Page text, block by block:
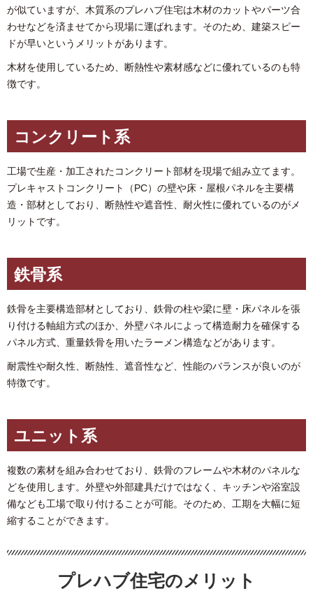
が似ていますが、木質系のプレハブ住宅は木材のカットやパーツ合
わせなどを済ませてから現場に運ばれます。そのため、建築スピー
ドが早いというメリットがあります。
木材を使用しているため、断熱性や素材感などに優れているのも特
徴です。
コンクリート系
工場で生産・加工されたコンクリート部材を現場で組み立てます。
プレキャストコンクリート（PC）の壁や床・屋根パネルを主要構
造・部材としており、断熱性や遮音性、耐火性に優れているのがメ
リットです。
鉄骨系
鉄骨を主要構造部材としており、鉄骨の柱や梁に壁・床パネルを張
り付ける軸組方式のほか、外壁パネルによって構造耐力を確保する
パネル方式、重量鉄骨を用いたラーメン構造などがあります。
耐震性や耐久性、断熱性、遮音性など、性能のバランスが良いのが
特徴です。
ユニット系
複数の素材を組み合わせており、鉄骨のフレームや木材のパネルな
どを使用します。外壁や外部建具だけではなく、キッチンや浴室設
備なども工場で取り付けることが可能。そのため、工期を大幅に短
縮することができます。
プレハブ住宅のメリット